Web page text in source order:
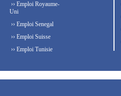
›› Emploi Royaume-
Uni
›› Emploi Senegal
›› Emploi Suisse
›› Emploi Tunisie